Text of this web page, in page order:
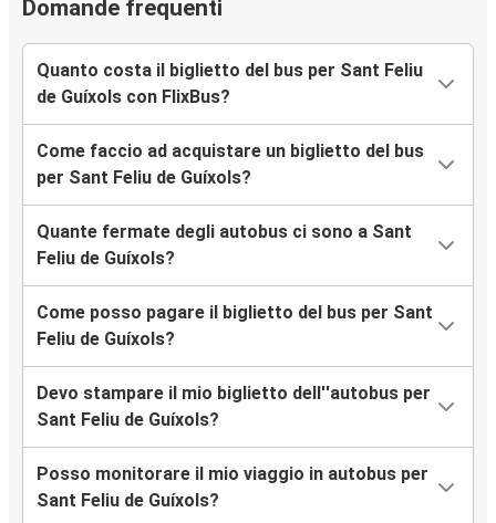
Domande frequenti
Quanto costa il biglietto del bus per Sant Feliu
de Guíxols con FlixBus?
Come faccio ad acquistare un biglietto del bus
per Sant Feliu de Guíxols?
Quante fermate degli autobus ci sono a Sant
Feliu de Guíxols?
Come posso pagare il biglietto del bus per Sant
Feliu de Guíxols?
Devo stampare il mio biglietto dell''autobus per
Sant Feliu de Guíxols?
Posso monitorare il mio viaggio in autobus per
Sant Feliu de Guíxols?